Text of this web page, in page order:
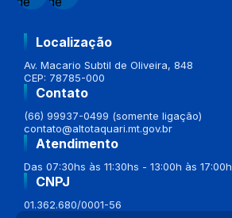
Localização
Av. Macario Subtil de Oliveira, 848
CEP: 78785-000
Contato
(66) 99937-0499 (somente ligação)
contato@altotaquari.mt.gov.br
Atendimento
Das 07:30hs às 11:30hs - 13:00h às 17:00h
CNPJ
01.362.680/0001-56